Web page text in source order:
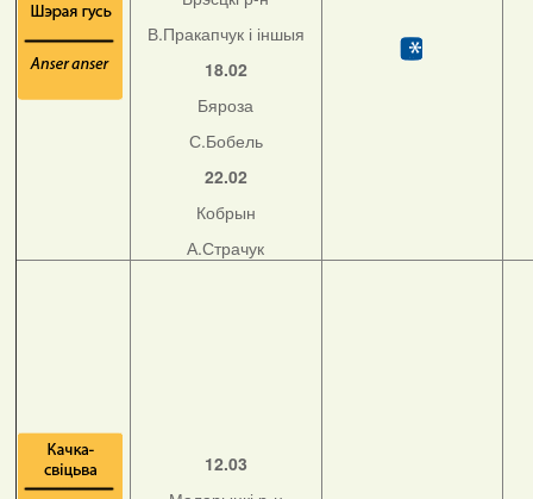
В.Пракапчук і іншыя
18.02
Бяроза
С.Бобель
22.02
Кобрын
А.Страчук
12.03